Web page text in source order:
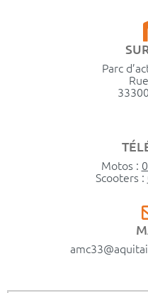
Parc
Motos :
Scooters :